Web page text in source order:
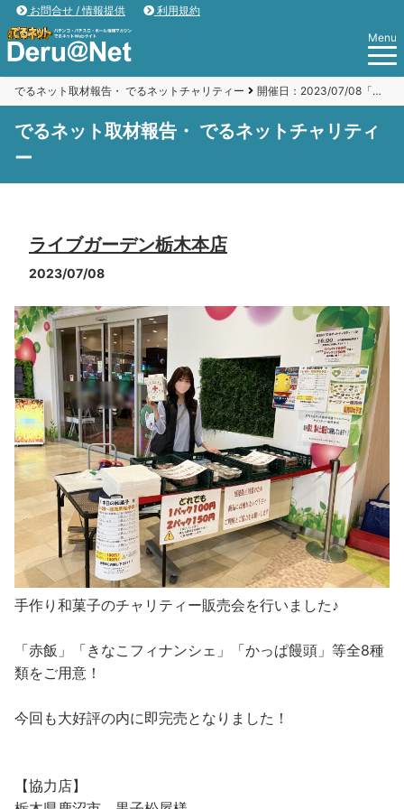
お問合せ / 情報提供
利用規約
Menu
でるネット取材報告・ でるネットチャリティー 開催日：2023/07/08「ライブガーデン栃木本店」
でるネット取材報告・ でるネットチャリティ
ー
ライブガーデン栃木本店
2023/07/08
手作り和菓子のチャリティー販売会を行いました♪
「赤飯」「きなこフィナンシェ」「かっぱ饅頭」等全8種
類をご用意！
今回も大好評の内に即完売となりました！
【協力店】